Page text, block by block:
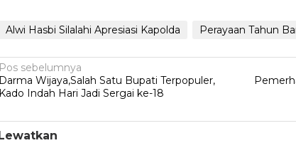
Alwi Hasbi Silalahi Apresiasi Kapolda Perayaan Tahun
Navigasi
pos
Pos sebelumnya
Darma Wijaya,Salah Satu Bupati Terpopuler,
Kado Indah Hari Jadi Sergai ke-18